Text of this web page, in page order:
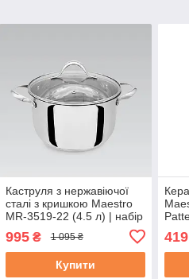
Каструля з нержавіючої
сталі з кришкою Maestro
MR-3519-22 (4.5 л) | набір
посуду Маестро | каструлі
Маестро
995₴ 1 095 ₴
Купити
для
419